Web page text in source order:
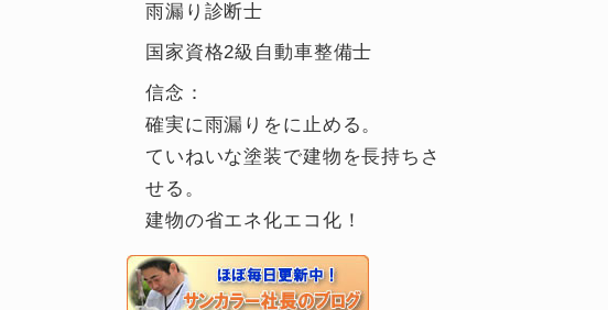
雨漏り診断士
国家資格2級自動車整備士
信念：
確実に雨漏りをに止める。
ていねいな塗装で建物を長持ちさ
せる。
建物の省エネ化エコ化！